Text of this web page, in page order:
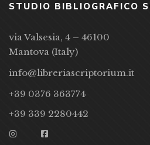
STUDIO BIBLIOGRAFICO
via Valsesia, 4 – 46100
Mantova (Italy)
info@libreriascriptorium.it
+39 0376 363774
+39 339 2280442